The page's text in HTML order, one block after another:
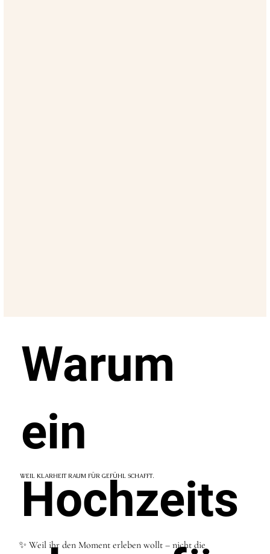
✨ Weil ihr den Moment erleben wollt – nicht die
Warum
ein
Hochzeits
WEIL KLARHEIT RAUM FÜR GEFÜHL SCHAFFT.